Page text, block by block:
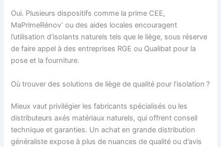
Oui. Plusieurs dispositifs comme la prime CEE,
MaPrimeRénov’ ou des aides locales encouragent
l’utilisation d’isolants naturels tels que le liège, sous réserve
de faire appel à des entreprises RGE ou Qualibat pour la
pose et la fourniture.
Où trouver des solutions de liège de qualité pour l’isolation ?
Mieux vaut privilégier les fabricants spécialisés ou les
distributeurs axés matériaux naturels, qui offrent conseil
technique et garanties. Un achat en grande distribution
généraliste expose à plus de nuances de qualité ou d’avis